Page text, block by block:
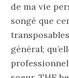
de ma vie
songé que
général;